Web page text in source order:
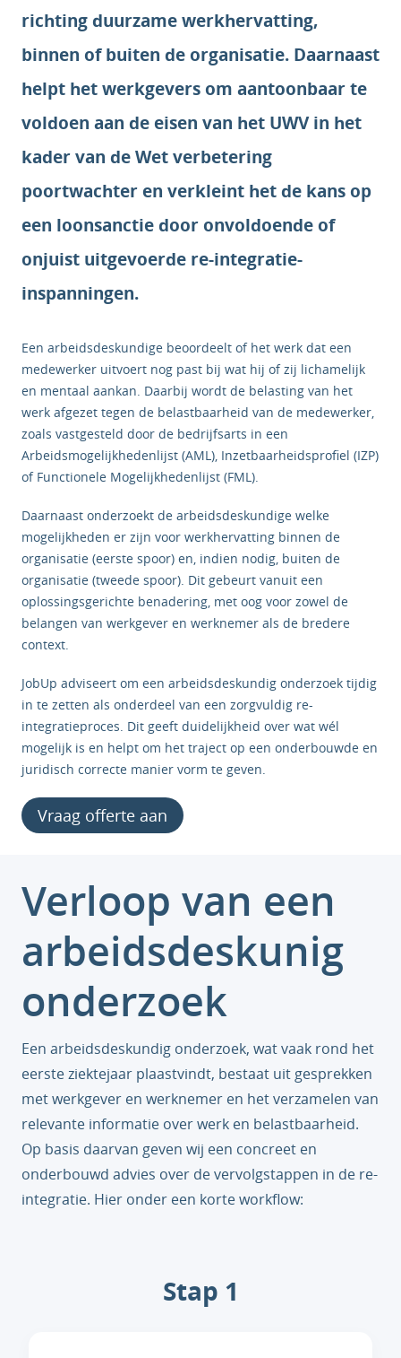
richting duurzame werkhervatting,
binnen of buiten de organisatie. Daarnaast
helpt het werkgevers om aantoonbaar te
voldoen aan de eisen van het UWV in het
kader van de Wet verbetering
poortwachter en verkleint het de kans op
een loonsanctie door onvoldoende of
onjuist uitgevoerde re-integratie-
inspanningen.
Een arbeidsdeskundige beoordeelt of het werk dat een
medewerker uitvoert nog past bij wat hij of zij lichamelijk
en mentaal aankan. Daarbij wordt de belasting van het
werk afgezet tegen de belastbaarheid van de medewerker,
zoals vastgesteld door de bedrijfsarts in een
Arbeidsmogelijkhedenlijst (AML), Inzetbaarheidsprofiel (IZP)
of Functionele Mogelijkhedenlijst (FML).
Daarnaast onderzoekt de arbeidsdeskundige welke
mogelijkheden er zijn voor werkhervatting binnen de
organisatie (eerste spoor) en, indien nodig, buiten de
organisatie (tweede spoor). Dit gebeurt vanuit een
oplossingsgerichte benadering, met oog voor zowel de
belangen van werkgever en werknemer als de bredere
context.
JobUp adviseert om een arbeidsdeskundig onderzoek tijdig
in te zetten als onderdeel van een zorgvuldig re-
integratieproces. Dit geeft duidelijkheid over wat wél
mogelijk is en helpt om het traject op een onderbouwde en
juridisch correcte manier vorm te geven.
Vraag offerte aan
Verloop van een
arbeidsdeskunig
onderzoek
Een arbeidsdeskundig onderzoek, wat vaak rond het
eerste ziektejaar plaastvindt, bestaat uit gesprekken
met werkgever en werknemer en het verzamelen van
relevante informatie over werk en belastbaarheid.
Op basis daarvan geven wij een concreet en
onderbouwd advies over de vervolgstappen in de re-
integratie. Hier onder een korte workflow:
Stap 1